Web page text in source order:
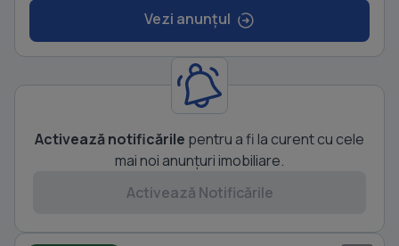
Vezi anunțul
Activează notificările pentru a fi la curent cu cele
mai noi anunțuri imobiliare.
Activează Notificările